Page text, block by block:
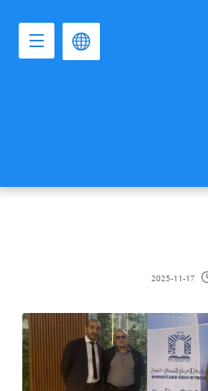
2025-11-17